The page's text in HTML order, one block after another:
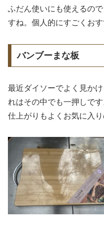
ふだん使いにも使えるの
すね。個人的にすごくお
バンブーまな板
最近ダイソーでよく見か
れはその中でも一押しで
仕上がりもよくお気に入